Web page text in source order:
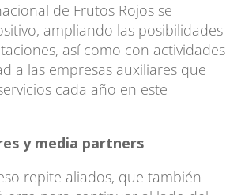
de Frutos Rojos se
ampliando las posibilidades
así como con actividades
a las empresas auxiliares que
cada año en este
y media partners
repite aliados, que también